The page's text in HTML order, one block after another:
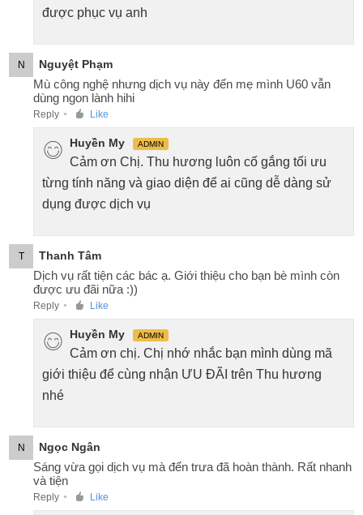
được phục vụ anh
N Nguyệt Phạm
Mù công nghệ nhưng dịch vụ này đến mẹ mình U60 vẫn
dùng ngon lành hihi
Reply ● Like
Huyền My ADMIN
Cảm ơn Chị. Thu hương luôn cố gắng tối ưu
từng tính năng và giao diện để ai cũng dễ dàng sử
dụng được dịch vụ
T Thanh Tâm
Dịch vụ rất tiện các bác ạ. Giới thiệu cho bạn bè mình còn
được ưu đãi nữa :))
Reply ● Like
Huyền My ADMIN
Cảm ơn chị. Chị nhớ nhắc bạn mình dùng mã
giới thiệu để cùng nhận ƯU ĐÃI trên Thu hương
nhé
N Ngọc Ngân
Sáng vừa gọi dịch vụ mà đến trưa đã hoàn thành. Rất nhanh
và tiện
Reply ● Like